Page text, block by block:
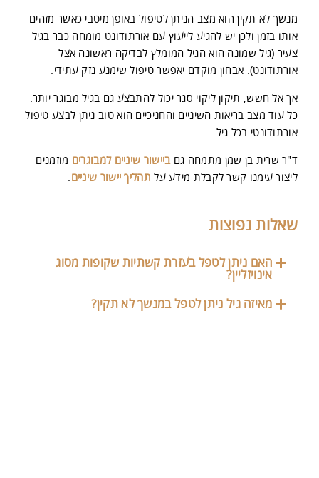
מנשך לא תקין הוא מצב הניתן לטיפול באופן מיטבי כאשר מזהים
אותו בזמן ולכן יש להגיע לייעוץ עם אורתודונט מומחה כבר בגיל
צעיר (גיל שמונה הוא הגיל המומלץ לבדיקה ראשונה אצל
אורתודונט). אבחון מוקדם יאפשר טיפול שימנע נזק עתידי.
אך אל חשש, תיקון ליקוי סגר יכול להתבצע גם בגיל מבוגר יותר.
כל עוד מצב בריאות השיניים והחניכיים הוא טוב ניתן לבצע טיפול
אורתודונטי בכל גיל.
ד"ר שרית בן שמן מתמחה גםביישור שיניים למבוגרים מוזמנים
ליצור עימנו קשר לקבלת מידע על תהליך יישור שיניים.
שאלות נפוצות
האם ניתן לטפל בעזרת קשתיות שקופות מסוג
אינויזליין?
מאיזה גיל ניתן לטפל במנשך לא תקין?